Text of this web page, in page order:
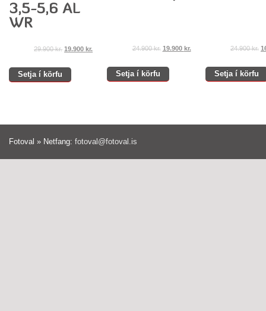
29.900kr. 19.900kr.
Setja í körfu
24.900kr. 19.900 kr.
Setja í körfu
24.900kr.
Setja í körfu
Fotoval » Netfang: fotoval@fotoval.is